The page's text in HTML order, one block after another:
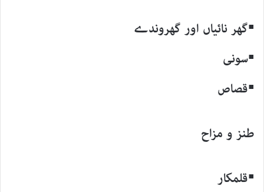
▪گھر نائیاں اور گھروندے
▪سونی
▪قصاص
طنز و مزاح
▪قلمکار